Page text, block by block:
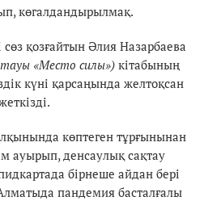
көгалдандырылмақ.
қозғайтын Әлия Назарбаева
«Место силы») кітабының
күні қарсаңында желтоқсан
көптеген тұрғынынан
ауырып, денсаулық сақтау
бірнеше айдан бері
пандемия басталғалы